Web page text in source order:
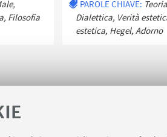
Filosofia
PAROLE CHIAVE:
Dialettica, Verità
estetica, Hegel, Adorno